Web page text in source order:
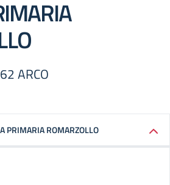
ARCO
PRIMARIA ROMARZOLLO